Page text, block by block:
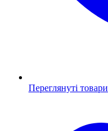
Переглянуті товари